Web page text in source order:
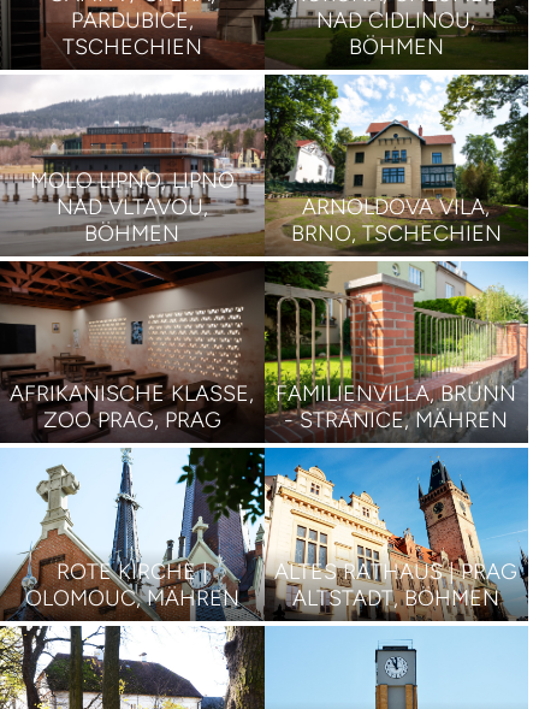
PARDUBICE,
TSCHECHIEN
NAD CIDLINOU,
BÖHMEN
MOLO LIPNO, LIPNO
NAD VLTAVOU,
BÖHMEN
ARNOLDOVA VILA,
BRNO, TSCHECHIEN
AFRIKANISCHE KLASSE,
ZOO PRAG, PRAG
FAMILIENVILLA, BRÜNN
- STRÁNICE, MÄHREN
ROTE KIRCHE |
OLOMOUC, MÄHREN
ALTES RATHAUS | PRAG
ALTSTADT, BÖHMEN